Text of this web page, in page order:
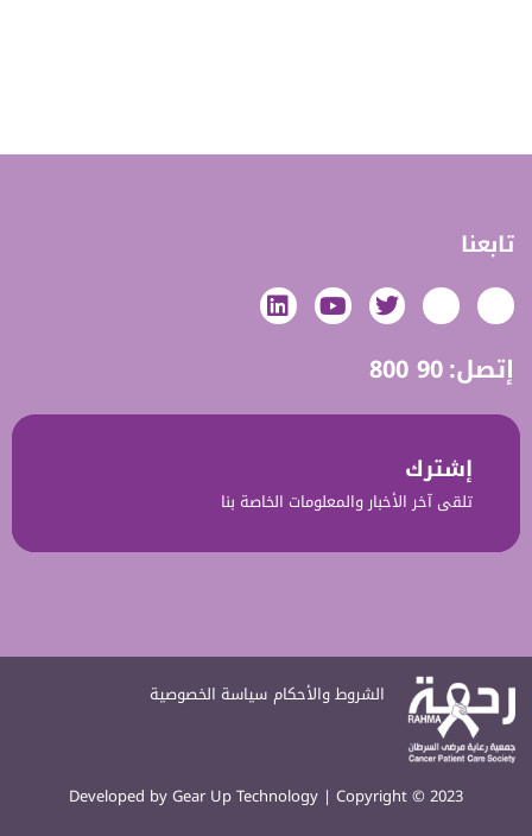
تابعنا
إتصل:800 90
إشترك‎‎
تلقى آخر الأخبار والمعلومات الخاصة بنا‎‎‎‎
الشروط والأحكام سياسة الخصوصية
Developed byGear Up Technology | Copyright © 2023